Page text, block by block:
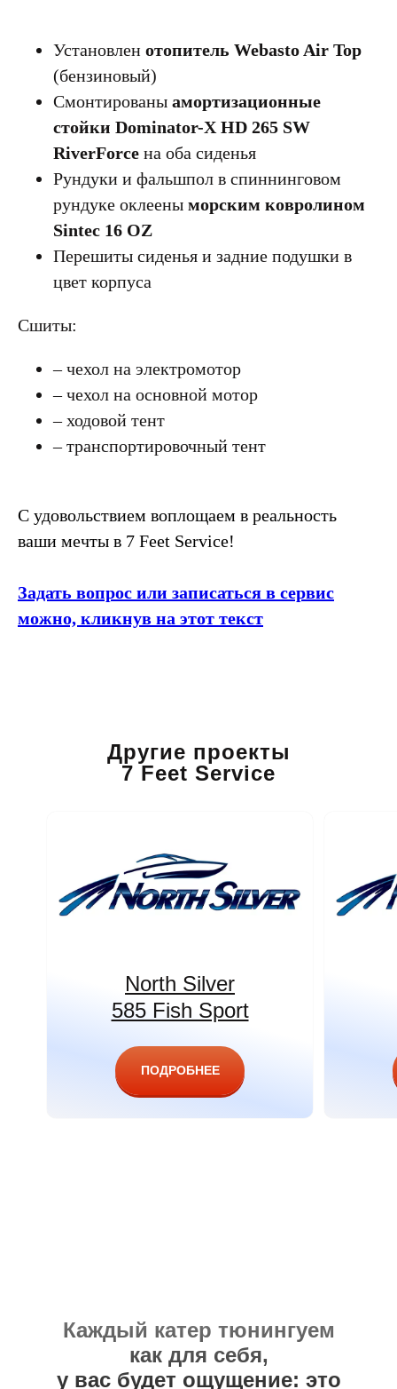
Установлен отопитель Webasto Air Top
(бензиновый)
Смонтированы амортизационные
стойки Dominator-X HD 265 SW
RiverForce на оба сиденья
Рундуки и фальшпол в спиннинговом
рундуке оклеены морским ковролином
Sintec 16 OZ
Перешиты сиденья и задние подушки в
цвет корпуса
Сшиты:
– чехол на электромотор
– чехол на основной мотор
– ходовой тент
– транспортировочный тент
С удовольствием воплощаем в реальность
ваши мечты в 7 Feet Service!
Задать вопрос или записаться в сервис
можно, кликнув на этот текст
Другие проекты
7 Feet Service
North Silver
585 Fish Sport
ПОДРОБНЕЕ
Каждый катер тюнингуем
как для себя,
у вас будет ощущение: это